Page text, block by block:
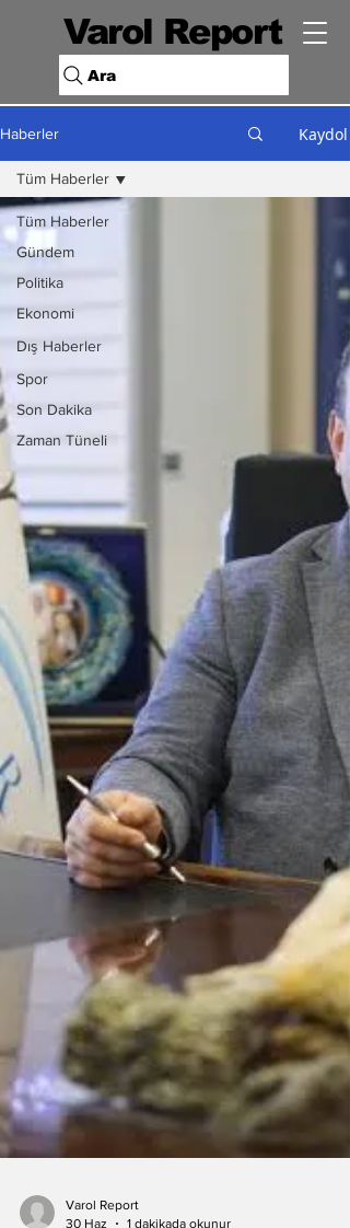
Varol Report
Ara
Haberler Kaydol
Tüm Haberler
Gündem
Politika
Ekonomi
Dış Haberler
Spor
Son Dakika
Zaman Tüneli
Tüm Haberler